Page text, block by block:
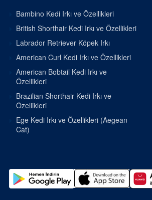
Bambino Kedi Irkı ve Özellikleri
British Shorthair Kedi Irkı ve Özellikleri
Labrador Retriever Köpek Irkı
American Curl Kedi Irkı ve Özellikleri
American Bobtail Kedi Irkı ve
Özellikleri
Brazilian Shorthair Kedi Irkı ve
Özellikleri
Ege Kedi Irkı ve Özellikleri (Aegean
Cat)